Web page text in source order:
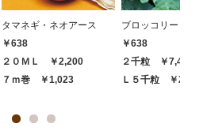
タマネギ・ネオアース
￥638
２０ＭＬ ￥2,200
７ｍ巻 ￥1,023
ブロッコリー・ハ
￥638
２千粒 ￥7,480
Ｌ５千粒 ￥